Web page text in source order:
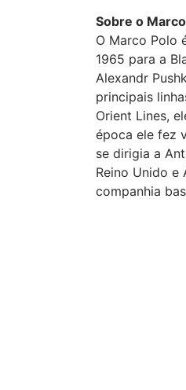
Sobre o
O Marco Polo
1965 para a
Alexandr
principais
Orient Lines,
época ele fez
se dirigia a
Reino Unido e
companhia